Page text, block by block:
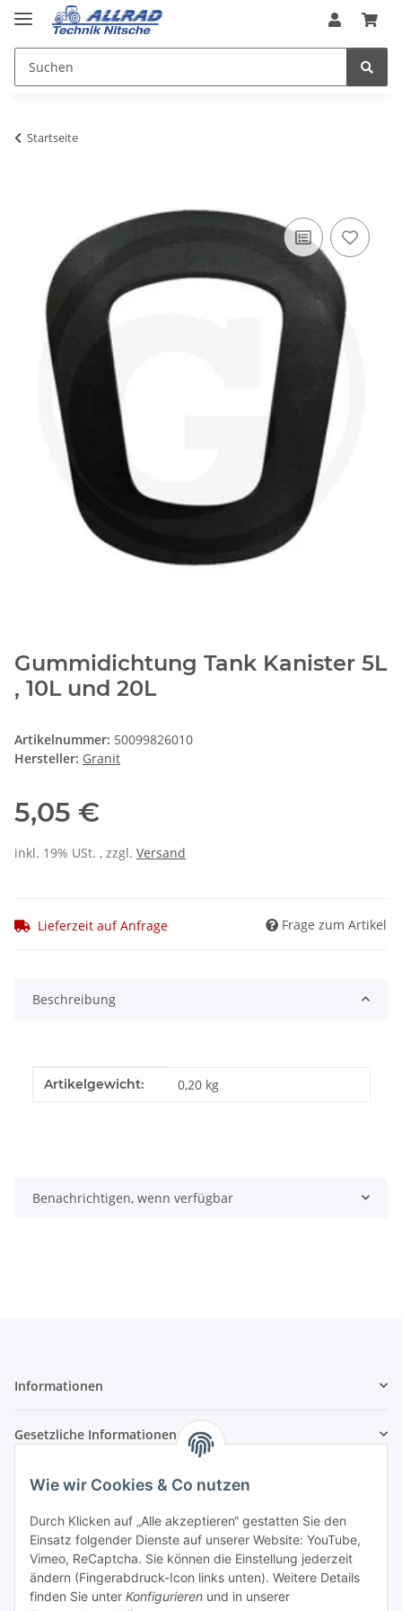
Wie wir Cookies & Co nutzen
Durch Klicken auf „Alle akzeptieren“ gestatten Sie den
Einsatz folgender Dienste auf unserer Website: YouTube,
Vimeo, ReCaptcha. Sie können die Einstellung jederzeit
ändern (Fingerabdruck-Icon links unten). Weitere Details
finden Sie unter Konfigurieren und in unserer
Startseite
Gummidichtung Tank Kanister 5L
, 10L und 20L
Artikelnummer: 50099826010
Hersteller: Granit
5,05 €
inkl. 19% USt. , zzgl. Versand
Lieferzeit auf Anfrage Frage zum Artikel
Beschreibung
Produkteigenschaft
Wert
Artikelgewicht: 0,20 kg
Benachrichtigen, wenn verfügbar
Informationen
Gesetzliche Informationen
Zahlungsarten
Versandarten